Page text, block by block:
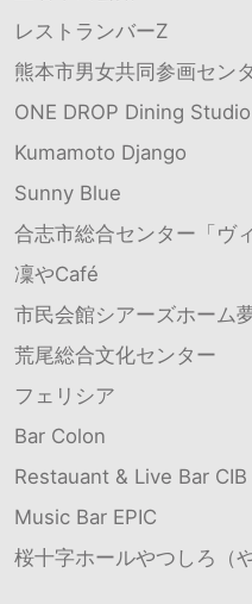
レストランバーZ
熊本市男女共同参画セン
ONE DROP Dining Studio
Kumamoto Django
Sunny Blue
合志市総合センター「ヴ
凜やCafé
市民会館シアーズホーム
荒尾総合文化センター
フェリシア
Bar Colon
Restauant & Live Bar CIB
Music Bar EPIC
桜十字ホールやつしろ（